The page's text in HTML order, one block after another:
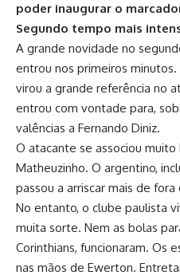
poder inaugurar o
Segundo tempo mais
A grande novidade no
entrou nos primeiros
virou a grande referência no
entrou com vontade para,
valências a Fernando Diniz.
O atacante se associou
Matheuzinho. O argentino,
passou a arriscar mais de fora
No entanto, o clube paulista
muita sorte. Nem as bolas
Corinthians, funcionaram. Os
nas mãos de Ewerton.